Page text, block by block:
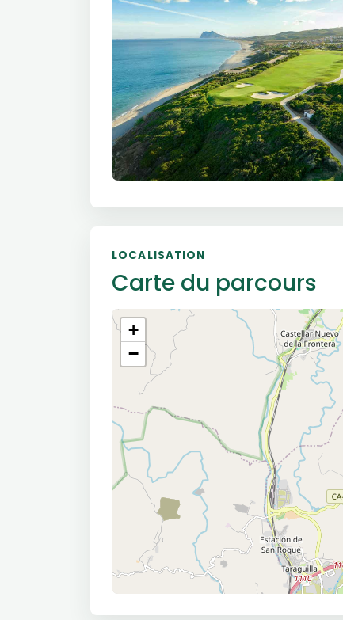
LOCALISATION
Carte du parcours
+
−